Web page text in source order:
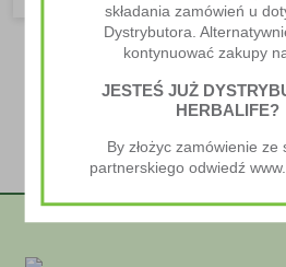
składania zamówień u
Dystrybutora.
kontynuować zakupy
JESTEŚ JUŻ
HERBALIFE?
By złożyc zamówienie
partnerskiego odwiedź